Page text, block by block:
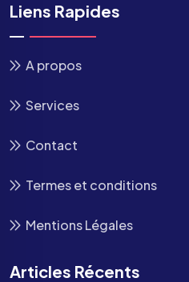
Liens Rapides
A propos
Services
Contact
Termes et conditions
Mentions Légales
Articles Récents